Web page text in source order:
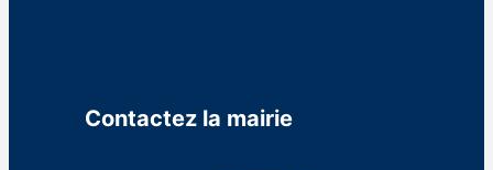
Contactez la mairie